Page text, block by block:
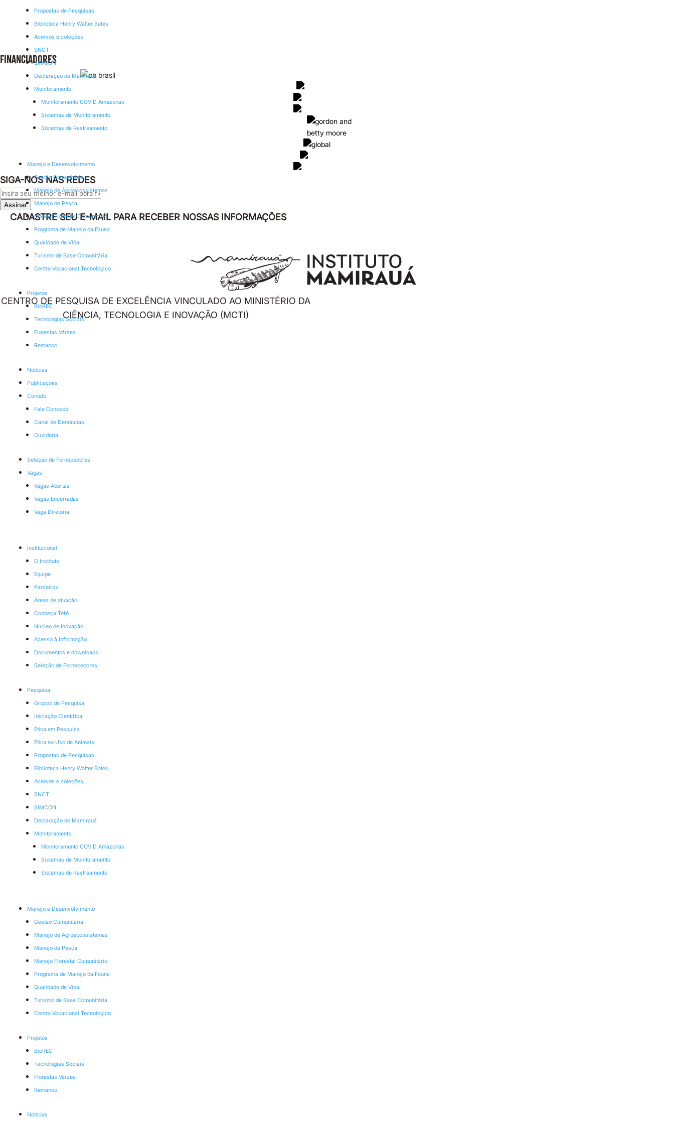
Propostas de Pesquisas
Biblioteca Henry Walter Bates
Acervos e coleções
SNCT
SIMCON
Declaração de Mamirauá
Monitoramento
Monitoramento COVID Amazonas
Sistemas de Monitoramento
Sistemas de Rastreamento
Manejo e Desenvolvimento
Gestão Comunitária
Manejo de Agroecossistemas
Manejo de Pesca
Manejo Florestal Comunitário
Programa de Manejo da Fauna
Qualidade de Vida
Turismo de Base Comunitária
Centro Vocacional Tecnológico
Projetos
BioREC
Tecnologias Sociais
Florestas Várzea
Remanso
Notícias
Publicações
Contato
Fale Conosco
Canal de Denúncias
Ouvidoria
Seleção de Fornecedores
Vagas
Vagas Abertas
Vagas Encerradas
Vaga Diretoria
Institucional
O Instituto
Equipe
Parceiros
Áreas de atuação
Conheça Tefé
Núcleo de Inovação
Acesso à Informação
Documentos e downloads
Seleção de Fornecedores
Pesquisa
Grupos de Pesquisa
Iniciação Científica
Ética em Pesquisa
Ética no Uso de Animais
Propostas de Pesquisas
Biblioteca Henry Walter Bates
Acervos e coleções
SNCT
SIMCON
Declaração de Mamirauá
Monitoramento
Monitoramento COVID Amazonas
Sistemas de Monitoramento
Sistemas de Rastreamento
Manejo e Desenvolvimento
Gestão Comunitária
Manejo de Agroecossistemas
Manejo de Pesca
Manejo Florestal Comunitário
Programa de Manejo da Fauna
Qualidade de Vida
Turismo de Base Comunitária
Centro Vocacional Tecnológico
Projetos
BioREC
Tecnologias Sociais
Florestas Várzea
Remanso
Notícias
Financiadores
SIGA-NOS NAS REDES
Leave
this
field
Assinar
CADASTRE SEU E-MAIL PARA RECEBER NOSSAS INFORMAÇÕES
CENTRO DE PESQUISA DE EXCELÊNCIA VINCULADO AO MINISTÉRIO DA
CIÊNCIA, TECNOLOGIA E INOVAÇÃO (MCTI)